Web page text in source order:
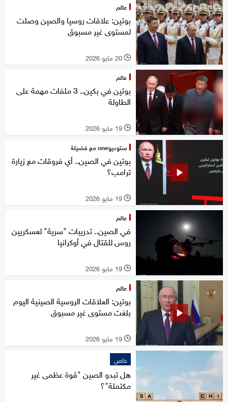
عالم
بوتين: علاقات روسيا والصين وصلت
لمستوى غير مسبوق
l 20 مايو 2026
عالم
بوتين في بكين.. 3 ملفات مهمة على
الطاولة
l 19 مايو 2026
ستوديوone مع فضيلة
بوتين في الصين.. أي فروقات مع زيارة
ترامب؟
l 19 مايو 2026
عالم
في الصين.. تدريبات "سرية" لعسكريين
روس للقتال في أوكرانيا
l 19 مايو 2026
عالم
بوتين: العلاقات الروسية الصينية اليوم
بلغت مستوى غير مسبوق
l 19 مايو 2026
خاص
هل تبدو الصين "قوة عظمى غير
مكتملة"؟